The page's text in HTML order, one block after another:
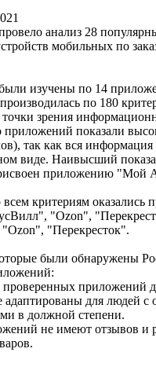
анализ 28
мобильных по
изучены по 14
по 180
зрения
показали
так как вся информация
виде. Наивысший
приложению "Мой
критериям оказались
"Ozon",
"Перекресток".
были обнаружены
проверенных приложений
адаптированы для людей с
в должной степени.
не имеют отзывов и